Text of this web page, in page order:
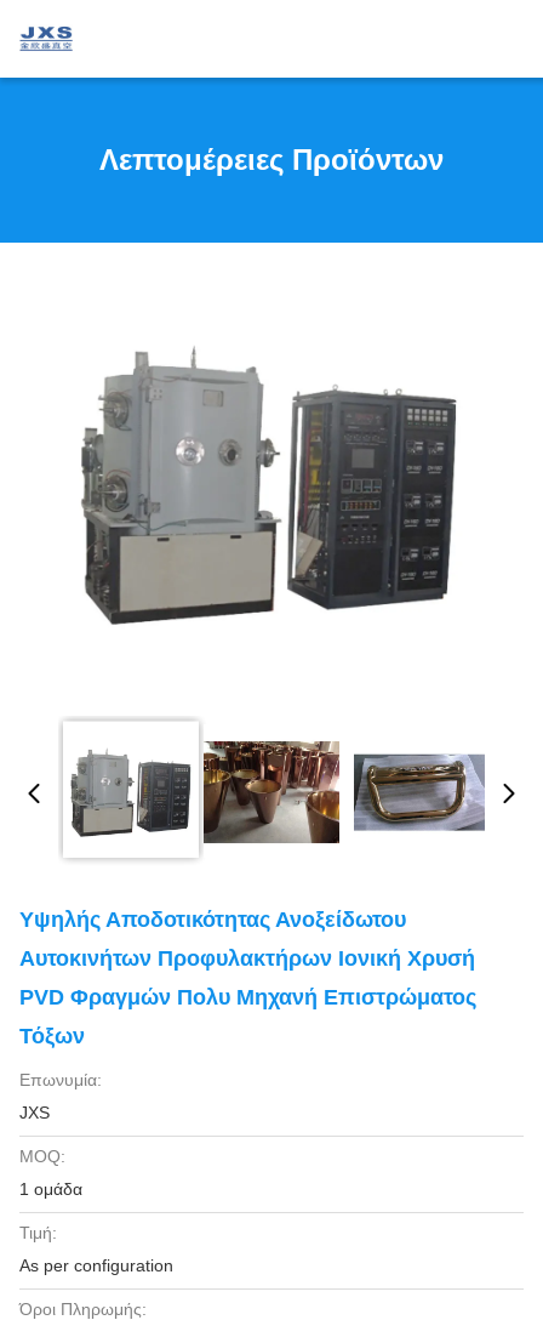
Λεπτομέρειες Προϊόντων
Υψηλής Αποδοτικότητας Ανοξείδωτου
Αυτοκινήτων Προφυλακτήρων Ιονική Χρυσή
PVD Φραγμών Πολυ Μηχανή Επιστρώματος
Τόξων
Επωνυμία:
JXS
MOQ:
1 ομάδα
Τιμή:
As per configuration
Όροι Πληρωμής: